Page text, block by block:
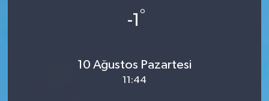
-1 °
10 Ağustos Pazartesi
11:44